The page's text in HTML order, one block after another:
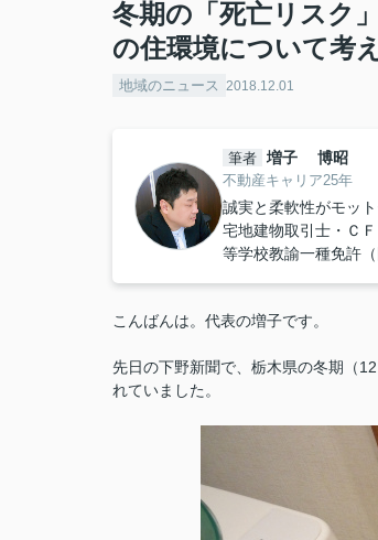
冬期の「死亡リスク
の住環境について考
地域のニュース 2018.12.01
筆者 増子 博昭
不動産キャリア25年
誠実と柔軟性がモット
宅地建物取引士・Ｃ
等学校教諭一種免許
こんばんは。代表の増子です。
先日の下野新聞で、栃木県の冬期（
れていました。